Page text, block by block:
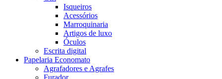
Isqueiros
Acessórios
Marroquinaria
Artigos de luxo
Óculos
Escrita digital
Papelaria Economato
Agrafadores e Agrafes
Furador